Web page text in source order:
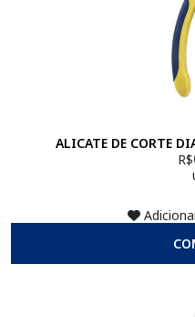
ALICATE DE CORTE
R$